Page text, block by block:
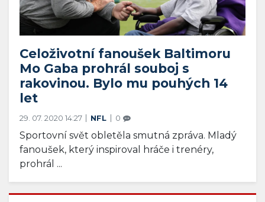
Celoživotní fanoušek Baltimoru
Mo Gaba prohrál souboj s
rakovinou. Bylo mu pouhých 14
let
29. 07. 2020 14:27 NFL 0
Sportovní svět obletěla smutná zpráva. Mladý
fanoušek, který inspiroval hráče i trenéry,
prohrál ...